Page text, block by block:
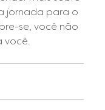
jornada para o
se, você não
você.